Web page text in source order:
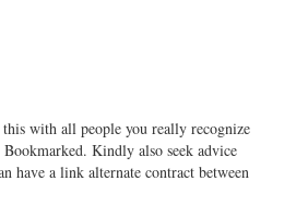
with all people you really recognize
Kindly also seek advice
have a link alternate contract between